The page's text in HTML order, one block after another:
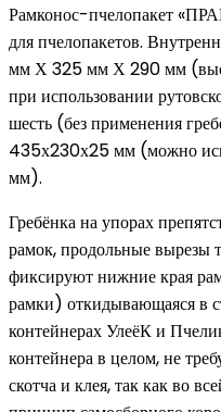
Рамконос-пчелопакет
для пчелопакетов.
мм Х 325 мм Х 290 мм
при использовании
шесть (без применения
435х230х25 мм (можно
мм).
Гребёнка на упорах
рамок, продольные вырезы
фиксируют нижние края
рамки) откидывающаяся в
контейнерах УлеёК и
контейнера в целом, не
скотча и клея, так как во